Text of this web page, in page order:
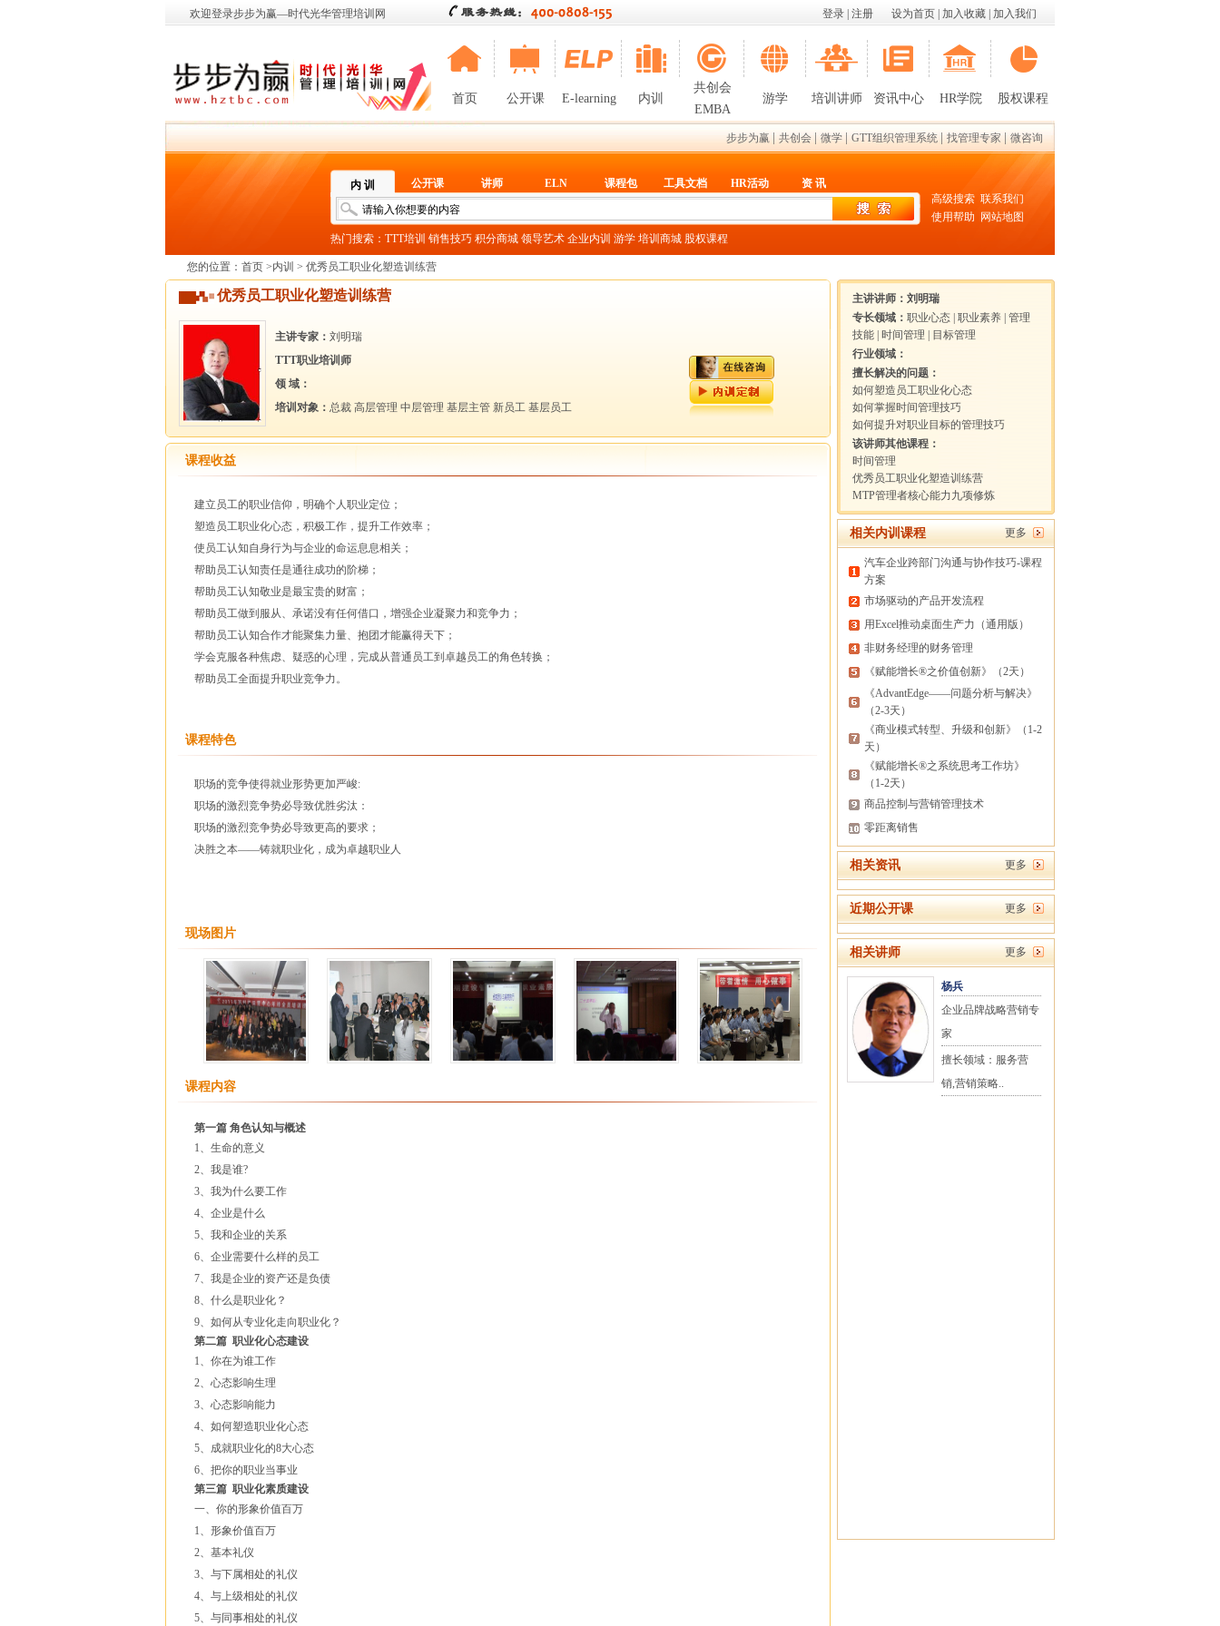
欢迎登录步步为赢—时代光华管理培训网 设为首页 加入收藏 加入我们
登录 注册
首页 公开课 E-learning 内训
共创会
EMBA
游学 培训讲师 资讯中心 HR学院 股权课程
步步为赢 共创会 微学 GTT组织管理系统 找管理专家 微咨询
内 训 公开课 讲师 ELN 课程包 工具文档 HR活动 资 讯
热门搜索： TTT培训 销售技巧 积分商城 领导艺术 企业内训 游学 培训商城 股权课程
高级搜索 联系我们
使用帮助
网站地图
您的位置： 首页 >内训 > 优秀员工职业化塑造训练营
优秀员工职业化塑造训练营
主讲专家： 刘明瑞
TTT职业培训师
领 域：
培训对象： 总裁 高层管理 中层管理 基层主管 新员工 基层员工
课程收益
建立员工的职业信仰，明确个人职业定位；
塑造员工职业化心态，积极工作，提升工作效率；
使员工认知自身行为与企业的命运息息相关；
帮助员工认知责任是通往成功的阶梯；
帮助员工认知敬业是最宝贵的财富；
帮助员工做到服从、承诺没有任何借口，增强企业凝聚力和竞争力；
帮助员工认知合作才能聚集力量、抱团才能赢得天下；
学会克服各种焦虑、疑惑的心理，完成从普通员工到卓越员工的角色转换；
帮助员工全面提升职业竞争力。
课程特色
职场的竞争使得就业形势更加严峻:
职场的激烈竞争势必导致优胜劣汰：
职场的激烈竞争势必导致更高的要求；
决胜之本——铸就职业化，成为卓越职业人
现场图片
课程内容
第一篇 角色认知与概述
1、生命的意义
2、我是谁?
3、我为什么要工作
4、企业是什么
5、我和企业的关系
6、企业需要什么样的员工
7、我是企业的资产还是负债
8、什么是职业化？
9、如何从专业化走向职业化？
第二篇 职业化心态建设
1、你在为谁工作
2、心态影响生理
3、心态影响能力
4、如何塑造职业化心态
5、成就职业化的8大心态
6、把你的职业当事业
第三篇 职业化素质建设
一、你的形象价值百万
1、形象价值百万
2、基本礼仪
3、与下属相处的礼仪
4、与上级相处的礼仪
5、与同事相处的礼仪
主讲讲师： 刘明瑞
专长领域： 职业心态 职业素养 管理
技能
时间管理
目标管理
行业领域：
擅长解决的问题：
如何塑造员工职业化心态
如何掌握时间管理技巧
如何提升对职业目标的管理技巧
该讲师其他课程：
时间管理
优秀员工职业化塑造训练营
MTP管理者核心能力九项修炼
相关内训课程 更多
汽车企业跨部门沟通与协作技巧-课程
方案
市场驱动的产品开发流程
用Excel推动桌面生产力（通用版）
非财务经理的财务管理
《赋能增长®之价值创新》（2天）
《AdvantEdge——问题分析与解决》
（2-3天）
《商业模式转型、升级和创新》（1-2
天）
《赋能增长®之系统思考工作坊》
（1-2天）
商品控制与营销管理技术
零距离销售
相关资讯 更多
近期公开课 更多
相关讲师 更多
杨兵
企业品牌战略营销专
家
擅长领域：服务营
销,营销策略..